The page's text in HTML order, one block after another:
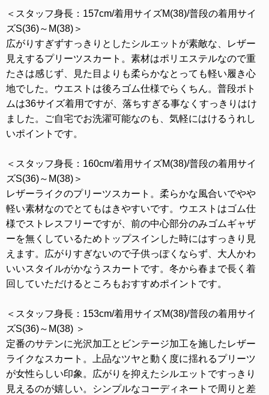
＜スタッフ身長：157cm/着用サイズM(38)/普段の着用サイ
ズS(36)～M(38)＞
広がりすぎずすっきりとしたシルエットが素敵な、レザー
見えするプリーツスカート。素材はポリエステルなので重
たさは感じず、見た目よりも柔らかなとっても軽い履き心
地でした。ウエストは後ろゴム仕様でらくちん。普段ボト
ムは36サイズ着用ですが、落ちすぎる事なくすっきりはけ
ました。ご自宅でお洗濯可能なのも、気軽にはけるうれし
いポイントです。
＜スタッフ身長：160cm/着用サイズM(38)/普段の着用サイ
ズS(36)～M(38)＞
レザーライクのプリーツスカート。柔らかな風合いでやや
軽い素材なのでとてもはきやすいです。ウエストはゴム仕
様でストレスフリーですが、前の中心部分のみゴムギャザ
ーを無くしているためトップスインした時にはすっきり見
えます。広がりすぎないので子供っぽくならず、大人かわ
いいスタイルがかなうスカートです。冬から春まで長く着
回していただけるところもおすすめポイントです。
＜スタッフ身長：153cm/着用サイズM(38)/普段の着用サイ
ズS(36)～M(38) ＞
定番のサテンに光沢加工とビンテージ加工を施したレザー
ライクなスカート。上品なツヤと動く度に揺れるプリーツ
が女性らしい印象。広がりを抑えたシルエットですっきり
見えるのが嬉しい。シンプルなコーディネートで周りと差